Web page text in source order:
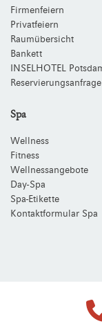
Firmenfeiern
Privatfeiern
Raumübersicht
Bankett
INSELHOTEL
Reservierungsanfrage
Spa
Wellness
Fitness
Wellnessangebote
Day-Spa
Spa-Etikette
Kontaktformular Spa